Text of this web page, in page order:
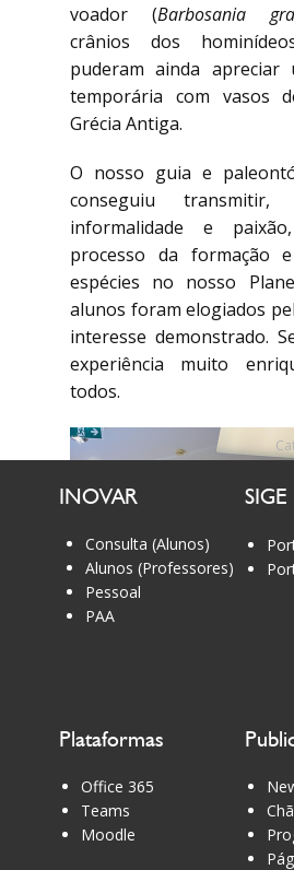
voador (Barbosania
crânios dos
puderam ainda apreciar
temporária com vasos
Grécia Antiga.
O nosso guia e
conseguiu
informalidade e
processo da formação
espécies no nosso
alunos foram elogiados
interesse demonstrado.
experiência muito
todos.
INOVAR
Consulta (Alunos)
Alunos (Professores)
Pessoal
PAA
SIGE
Plataformas
Office 365
Teams
Moodle